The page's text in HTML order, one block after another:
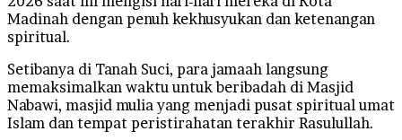
Madinah dengan penuh kekhusyukan dan ketenangan
spiritual.
Setibanya di Tanah Suci, para jamaah langsung
memaksimalkan waktu untuk beribadah di Masjid
Nabawi, masjid mulia yang menjadi pusat spiritual umat
Islam dan tempat peristirahatan terakhir Rasulullah.